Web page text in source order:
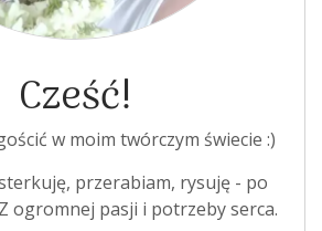
Cześć!
w moim twórczym świecie :)
przerabiam, rysuję - po
ogromnej pasji i potrzeby serca.